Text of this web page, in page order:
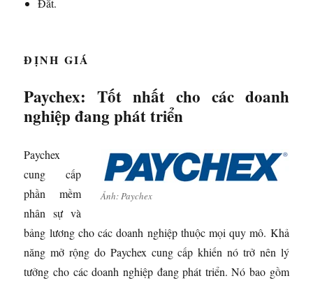
Đắt.
ĐỊNH GIÁ
Paychex: Tốt nhất cho các doanh
nghiệp đang phát triển
Ảnh: Paychex
Paychex
cung cấp
phần mềm
nhân sự và
bảng lương cho các doanh nghiệp thuộc mọi quy mô. Khả
năng mở rộng do Paychex cung cấp khiến nó trở nên lý
tưởng cho các doanh nghiệp đang phát triển. Nó bao gồm